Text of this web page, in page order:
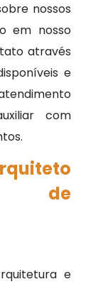
nossos
em nosso
através
e
com
de
e